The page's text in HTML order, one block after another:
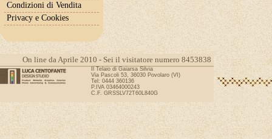
Condizioni di Vendita
Privacy e Cookies
On line da Aprile 2010 - Sei il visitatore numero 8453838
Il Telaio di Gaiarsa Silvia
Via Pascoli 53, 36030 Povolaro (VI)
Tel: 0444 360136
P.IVA 03464000243
C.F. GRSSLV72T60L840G